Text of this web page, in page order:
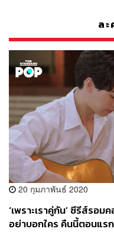
ล
20 กุมภาพันธ์ 2020
‘เพราะเราคู่กัน’ ซีรีส์รอ
อย่าบอกใคร คืนนี้ตอนแรก